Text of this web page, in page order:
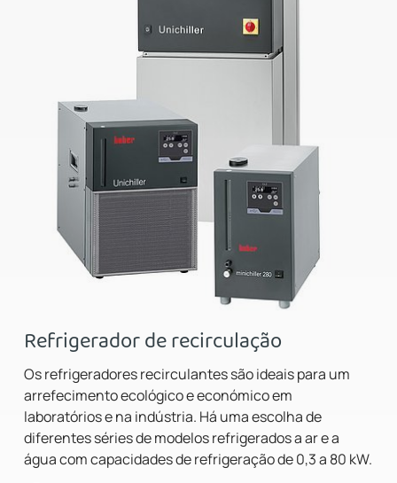
Refrigerador de recirculação
Os refrigeradores recirculantes são ideais para um
arrefecimento ecológico e económico em
laboratórios e na indústria. Há uma escolha de
diferentes séries de modelos refrigerados a ar e a
água com capacidades de refrigeração de 0,3 a 80 kW.